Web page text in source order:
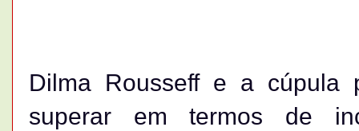
Dilma Rousseff e a cúpula
superar em termos de